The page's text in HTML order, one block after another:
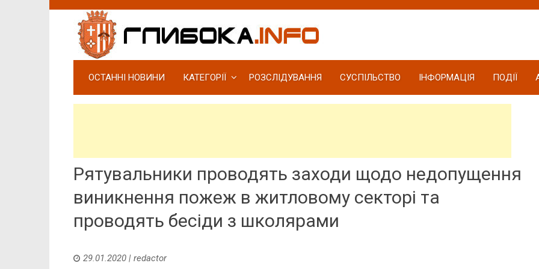
ОСТАННІ НОВИНИ КАТЕГОРІЇ РОЗСЛІДУВАННЯ СУСПІЛЬСТВО ІНФОРМАЦІЯ ПОДІЇ
Рятувальники проводять заходи щодо недопущення
виникнення пожеж в житловому секторі та
проводять бесіди з школярами
29.01.2020 | redactor